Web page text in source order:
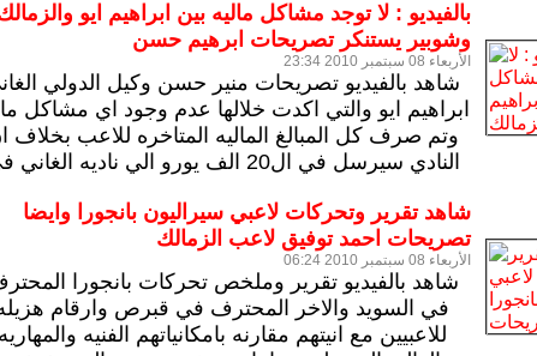
بالفيديو : لا توجد مشاكل ماليه بين ابراهيم ايو
وشوبير يستنكر تصريحات ابرهيم حسن
الأربعاء 08 سبتمبر 2010 23:34
شاهد بالفيديو تصريحات منير حسن وكيل الدولي
ابراهيم ايو والتي اكدت خلالها عدم وجود اي مشاكل
وتم صرف كل المبالغ الماليه المتاخره للاعب بخلاف
النادي سيرسل في ال20 الف يورو الي ناديه الغاني في
شاهد تقرير وتحركات لاعبي سيراليون بانجورا وايضا
تصريحات احمد توفيق لاعب الزمالك
الأربعاء 08 سبتمبر 2010 06:24
شاهد بالفيديو تقرير وملخص تحركات بانجورا
في السويد والاخر المحترف في قبرص وارقام
للاعبيين مع انيتهم مقارنه بامكانياتهم الفنيه والمهاريه